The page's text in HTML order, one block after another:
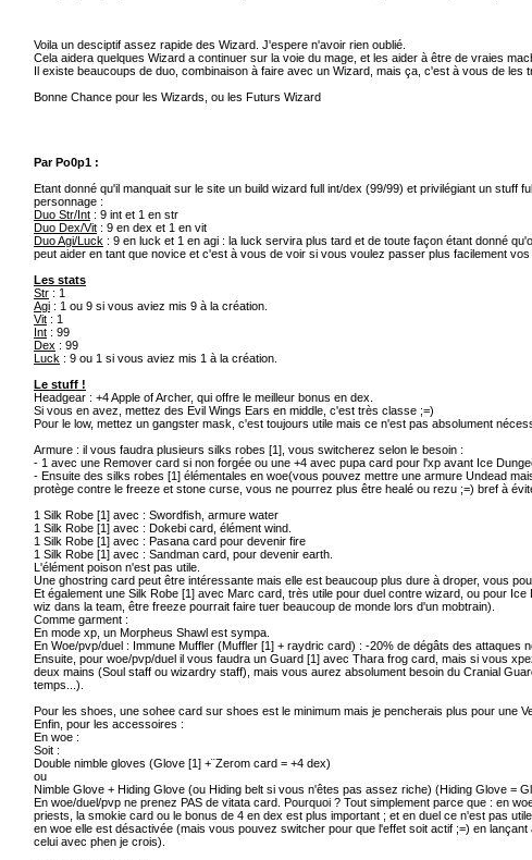
Voila un desciptif assez rapide des Wizard. J'espere n'avoir rien oublié.
Cela aidera quelques Wizard a continuer sur la voie du mage, et les aider à être de vraies
Il existe beaucoups de duo, combinaison à faire avec un Wizard, mais ça, c'est à vous de les
Bonne Chance pour les Wizards, ou les Futurs Wizard
Par Po0p1 :
Etant donné qu'il manquait sur le site un build wizard full int/dex (99/99) et privilégiant un stuff
personnage :
Duo Str/Int : 9 int et 1 en str
Duo Dex/Vit : 9 en dex et 1 en vit
Duo Agi/Luck : 9 en luck et 1 en agi : la luck servira plus tard et de toute façon étant donné
peut aider en tant que novice et c'est à vous de voir si vous voulez passer plus facilement vos
Les stats
Str : 1
Agi : 1 ou 9 si vous aviez mis 9 à la création.
Vit : 1
Int : 99
Dex : 99
Luck : 9 ou 1 si vous aviez mis 1 à la création.
Le stuff !
Headgear : +4 Apple of Archer, qui offre le meilleur bonus en dex.
Si vous en avez, mettez des Evil Wings Ears en middle, c'est très classe ;=)
Pour le low, mettez un gangster mask, c'est toujours utile mais ce n'est pas absolument
Armure : il vous faudra plusieurs silks robes [1], vous switcherez selon le besoin :
- 1 avec une Remover card si non forgée ou une +4 avec pupa card pour l'xp avant Ice
- Ensuite des silks robes [1] élémentales en woe(vous pouvez mettre une armure Undead
protège contre le freeze et stone curse, vous ne pourrez plus être healé ou rezu ;=) bref à
1 Silk Robe [1] avec : Swordfish, armure water
1 Silk Robe [1] avec : Dokebi card, élément wind.
1 Silk Robe [1] avec : Pasana card pour devenir fire
1 Silk Robe [1] avec : Sandman card, pour devenir earth.
L'élément poison n'est pas utile.
Une ghostring card peut être intéressante mais elle est beaucoup plus dure à droper, vous
Et également une Silk Robe [1] avec Marc card, très utile pour duel contre wizard, ou pour
wiz dans la team, être freeze pourrait faire tuer beaucoup de monde lors d'un mobtrain).
Comme garment :
En mode xp, un Morpheus Shawl est sympa.
En Woe/pvp/duel : Immune Muffler (Muffler [1] + raydric card) : -20% de dégâts des attaques
Ensuite, pour woe/pvp/duel il vous faudra un Guard [1] avec Thara frog card, mais si vous
deux mains (Soul staff ou wizardry staff), mais vous aurez absolument besoin du Cranial
temps...).
Pour les shoes, une sohee card sur shoes est le minimum mais je pencherais plus pour une
Enfin, pour les accessoires :
En woe :
Soit :
Double nimble gloves (Glove [1] +¨Zerom card = +4 dex)
ou
Nimble Glove + Hiding Glove (ou Hiding belt si vous n'êtes pas assez riche) (Hiding Glove =
En woe/duel/pvp ne prenez PAS de vitata card. Pourquoi ? Tout simplement parce que : en
priests, la smokie card ou le bonus de 4 en dex est plus important ; et en duel ce n'est pas
en woe elle est désactivée (mais vous pouvez switcher pour que l'effet soit actif ;=) en
celui avec phen je crois).